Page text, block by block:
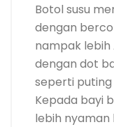
Botol susu
dengan
nampak lebih
dengan dot
seperti puting
Kepada bayi
lebih nyaman